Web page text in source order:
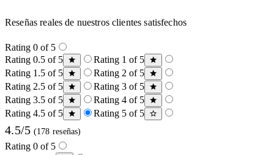
Reseñas reales de nuestros clientes satisfechos
Rating 0 of 5
Rating 0.5 of 5
Rating 1 of 5
Rating 1.5 of 5
Rating 2 of 5
Rating 2.5 of 5
Rating 3 of 5
Rating 3.5 of 5
Rating 4 of 5
Rating 4.5 of 5
Rating 5 of 5
4.5/5 (178 reseñas)
Rating 0 of 5